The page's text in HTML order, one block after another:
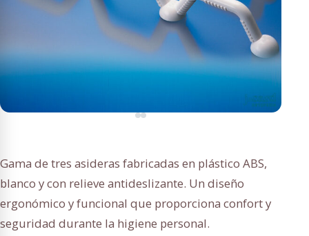
Gama de tres asideras fabricadas en plástico ABS,
blanco y con relieve antideslizante. Un diseño
ergonómico y funcional que proporciona confort y
seguridad durante la higiene personal.